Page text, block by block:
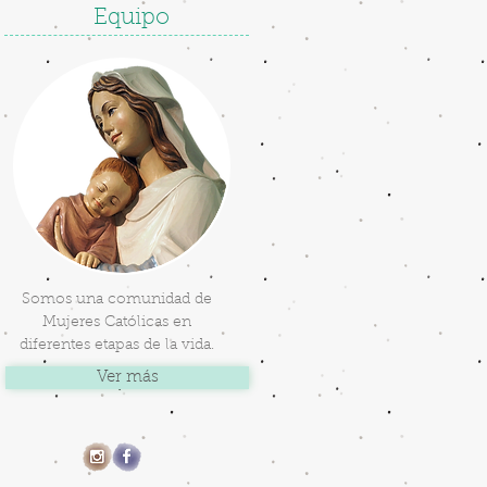
Equipo
Somos una comunidad de
Mujeres Católicas en
diferentes etapas de la vida.
Ver más